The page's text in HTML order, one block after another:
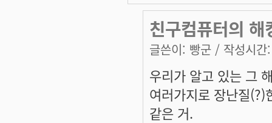
친구컴퓨터의 해
글쓴이: 빵군 / 작성시
우리가 알고 있는 그
여러가지로 장난질(?)
같은 거.